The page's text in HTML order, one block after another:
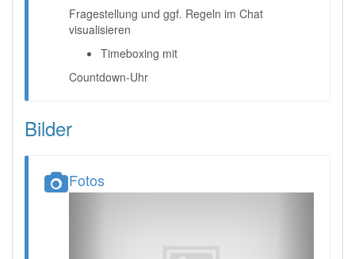
Fragestellung und ggf. Regeln im Chat
visualisieren
Timeboxing mit
Countdown-Uhr
Bilder
Fotos